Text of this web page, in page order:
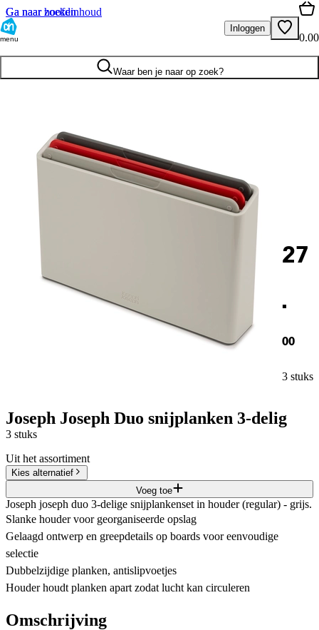
Ga naar hoofdinhoud
Ga naar zoeken
menu
Inloggen
0.00
Waar ben je naar op zoek?
27
.
00
3 stuks
Joseph Joseph Duo snijplanken 3-delig
3 stuks
Uit het assortiment
Kies alternatief
Voeg toe
Joseph joseph duo 3-delige snijplankenset in houder (regular) - grijs.
Slanke houder voor georganiseerde opslag
Gelaagd ontwerp en greepdetails op boards voor eenvoudige
selectie
Dubbelzijdige planken, antislipvoetjes
Houder houdt planken apart zodat lucht kan circuleren
Omschrijving